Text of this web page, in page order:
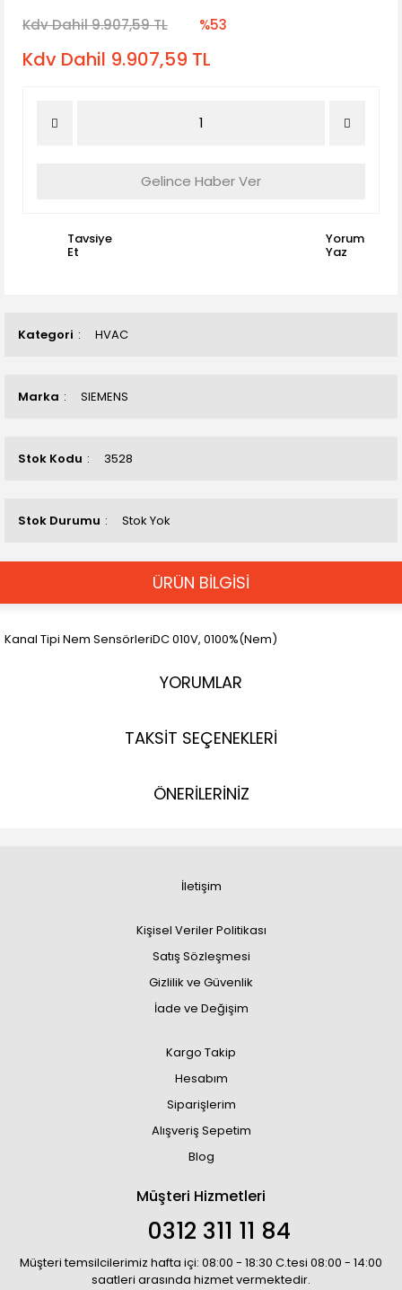
Kategori HVAC
Marka SIEMENS
Stok Kodu 3528
Stok Durumu Stok Yok
Kdv Dahil 9.907,59 TL %53
Kdv Dahil 9.907,59 TL
Gelince Haber Ver
Tavsiye
Et
Yorum
Yaz
ÜRÜN BİLGİSİ
Kanal Tipi Nem SensörleriDC 010V, 0100%(Nem)
YORUMLAR
TAKSİT SEÇENEKLERİ
ÖNERİLERİNİZ
İletişim
Kişisel Veriler Politikası
Satış Sözleşmesi
Gizlilik ve Güvenlik
İade ve Değişim
Kargo Takip
Hesabım
Siparişlerim
Alışveriş Sepetim
Blog
Müşteri Hizmetleri
0312 311 11 84
Müşteri temsilcilerimiz hafta içi: 08:00 - 18:30 C.tesi 08:00 - 14:00
saatleri arasında hizmet vermektedir.